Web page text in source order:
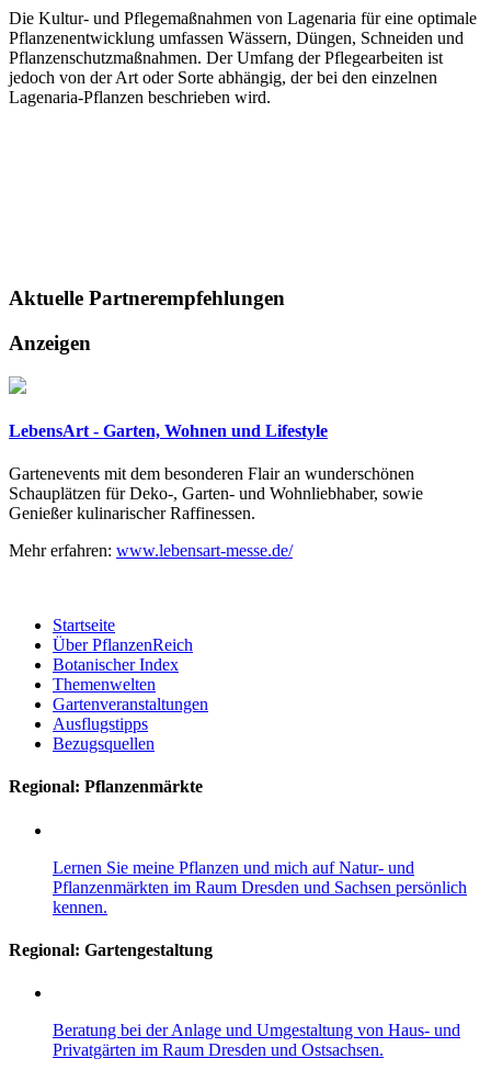
Die Kultur- und Pflegemaßnahmen von Lagenaria für eine optimale
Pflanzenentwicklung umfassen Wässern, Düngen, Schneiden und
Pflanzenschutzmaßnahmen. Der Umfang der Pflegearbeiten ist
jedoch von der Art oder Sorte abhängig, der bei den einzelnen
Lagenaria-Pflanzen beschrieben wird.
Aktuelle Partnerempfehlungen
Anzeigen
LebensArt - Garten, Wohnen und Lifestyle
Gartenevents mit dem besonderen Flair an wunderschönen
Schauplätzen für Deko-, Garten- und Wohnliebhaber, sowie
Genießer kulinarischer Raffinessen.
Mehr erfahren: www.lebensart-messe.de/
Startseite
Über PflanzenReich
Botanischer Index
Themenwelten
Gartenveranstaltungen
Ausflugstipps
Bezugsquellen
Regional: Pflanzenmärkte
Lernen Sie meine Pflanzen und mich auf Natur- und
Pflanzenmärkten im Raum Dresden und Sachsen persönlich
kennen.
Regional: Gartengestaltung
Beratung bei der Anlage und Umgestaltung von Haus- und
Privatgärten im Raum Dresden und Ostsachsen.